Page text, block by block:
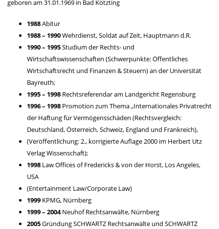
geboren am 31.01.1969 in Bad Kötzting
1988Abitur
1988 – 1990Wehrdienst, Soldat auf Zeit, Hauptmann d.R.
1990 – 1995Studium der Rechts- und
Wirtschaftswissenschaften (Schwerpunkte: Öffentliches
Wirtschaftsrecht und Finanzen & Steuern) an der Universität
Bayreuth;
1995 – 1998 Rechtsreferendar am Landgericht Regensburg
1996 – 1998 Promotion zum Thema „Internationales Privatrecht
der Haftung für Vermögensschäden (Rechtsvergleich:
Deutschland, Österreich, Schweiz, England und Frankreich),
(Veröffentlichung: 2., korrigierte Auflage 2000 im Herbert Utz
Verlag Wissenschaft);
1998 Law Offices of Fredericks & von der Horst, Los Angeles,
USA
(Entertainment Law/Corporate Law)
1999 KPMG, Nürnberg
1999 – 2004Neuhof Rechtsanwälte, Nürnberg
2005Gründung SCHWARTZ Rechtsanwälte und SCHWARTZ